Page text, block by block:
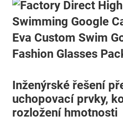
Inženýrské řešení
uchopovací prvky,
rozložení hmotnosti